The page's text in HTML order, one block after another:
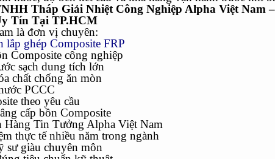
Tháp Giải Nhiệt Công Nghiệp Alpha Việt Nam
Tín Tại TP.HCM
là đơn vị chuyên:
lắp ghép Composite FRP
Composite công nghiệp
sạch dung tích lớn
chất chống ăn mòn
PCCC
theo yêu cầu
cấp bồn Composite
Tin Tưởng Alpha Việt Nam
thực tế nhiều năm trong ngành
giàu chuyên môn